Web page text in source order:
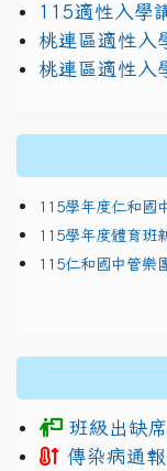
115適性入學
link to https://
桃連區適性入
link to https://
桃連區適性入
115學年度仁和國
115學年度體育班
115仁和國中管樂
班級出缺
傳染病通報